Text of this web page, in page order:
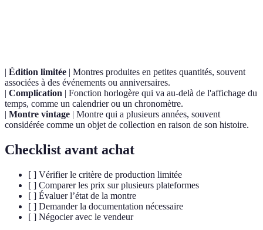
Édition limitée | Montres produites en petites quantités, souvent
associées à des événements ou anniversaires.
Complication | Fonction horlogère qui va au-delà de l'affichage du
temps, comme un calendrier ou un chronomètre.
Montre vintage | Montre qui a plusieurs années, souvent
considérée comme un objet de collection en raison de son histoire.
Checklist avant achat
[ ] Vérifier le critère de production limitée
[ ] Comparer les prix sur plusieurs plateformes
[ ] Évaluer l’état de la montre
[ ] Demander la documentation nécessaire
[ ] Négocier avec le vendeur